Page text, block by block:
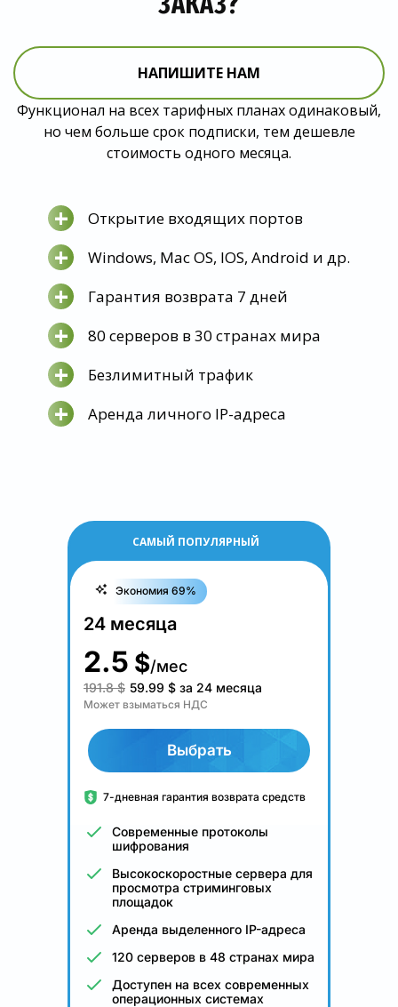
НАПИШИТЕ НАМ
Функционал на всех тарифных планах одинаковый,
но чем больше срок подписки, тем дешевле
стоимость одного месяца.
+ Открытие входящих портов
+ Windows, Mac OS, IOS, Android и др.
+ Гарантия возврата 7 дней
+ 80 серверов в 30 странах мира
+ Безлимитный трафик
+ Аренда личного IP-адреса
САМЫЙ ПОПУЛЯРНЫЙ
Экономия 69%
24 месяца
2.5 $/мес
191.8 $ 59.99 $ за 24 месяца
Может взыматься НДС
Выбрать
7-дневная гарантия возврата средств
Современные протоколы
шифрования
Высокоскоростные сервера для
просмотра стриминговых
площадок
Аренда выделенного IP-адреса
120 серверов в 48 странах мира
Доступен на всех современных
операционных системах